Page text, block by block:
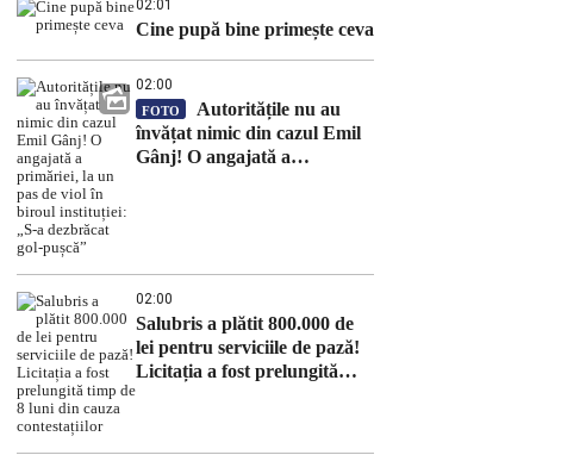
02:01
Cine pupă bine primește ceva
02:00
FOTO
Autoritățile nu au
învățat nimic din cazul Emil
Gânj! O angajată a
02:00
Salubris a plătit 800.000 de
lei pentru serviciile de pază!
Licitația a fost prelungită